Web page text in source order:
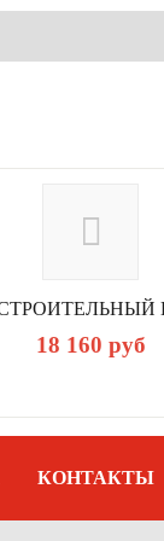
18 160 руб
КОНТАКТЫ